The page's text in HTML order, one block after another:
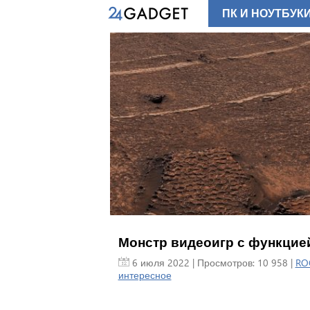
Монстр видеоигр с
6 июля 2022 | Просмотров: 10 958 |
интересное
ПК И НОУТБУКИ